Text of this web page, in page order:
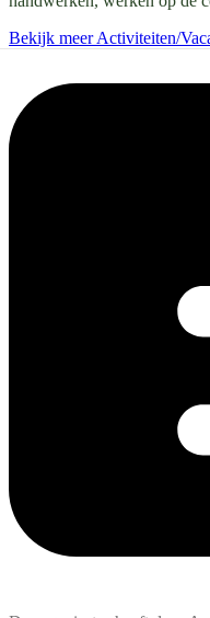
Bekijk meer Activiteiten/